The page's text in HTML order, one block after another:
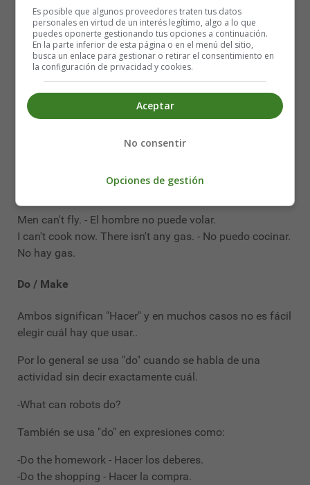
-No, I can't speak Italian
Usos de can / can't
El uso principal de "can" es poder expresar lo que se
de algo por conocimiento (saber) o porque la situación
es favorable y no existe impedimento (poder).
Ana can speak French but she can't speak Italian. - Ana
Men can't fly. - El hombre no puede volar.
I can't cook now. There isn't any gas. - No puedo cocinar.
No hay gas.
Do / Make
Ambos significan "Hacer" y en muchos casos no es fácil
elegir cuál hay que usar..
Por lo general se usa "do" cuando se habla de una
actividad sin decir exactamente cuál.
-What can robots do?
También se usa "do" en expresiones como:
-Do the homework - Hacer los deberes.
-Do the shopping - Hacer la compra.
Es posible que algunos proveedores traten tus datos
personales en virtud de un interés legítimo, algo a lo que
puedes oponerte gestionando tus opciones a continuación.
En la parte inferior de esta página o en el menú del sitio,
busca un enlace para gestionar o retirar el consentimiento en
la configuración de privacidad y cookies.
Aceptar
No consentir
Opciones de gestión